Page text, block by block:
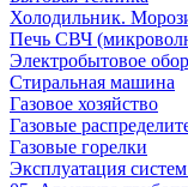
Холодильник.
Печь СВЧ
Электробытовое
Стиральная машина
Газовое хозяйство
Газовые
Газовые горелки
Эксплуатация